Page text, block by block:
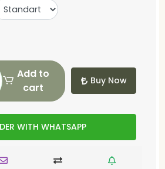
Add to
cart
Buy Now
WITH WHATSAPP